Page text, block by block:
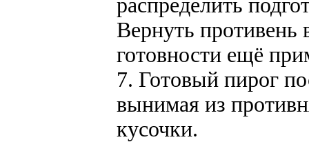
распределить
Вернуть противень
готовности ещё
7. Готовый пирог
вынимая из
кусочки.